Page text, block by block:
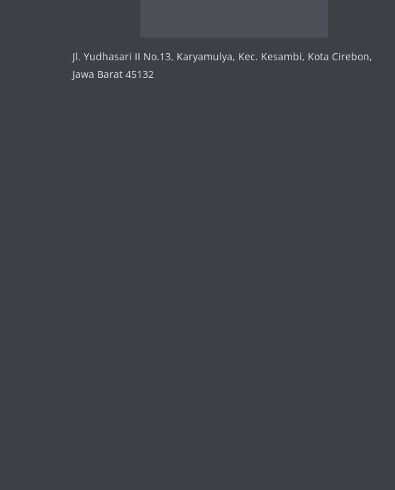
Jl. Yudhasari II No.13, Karyamulya, Kec. Kesambi, Kota Cirebon,
Jawa Barat 45132